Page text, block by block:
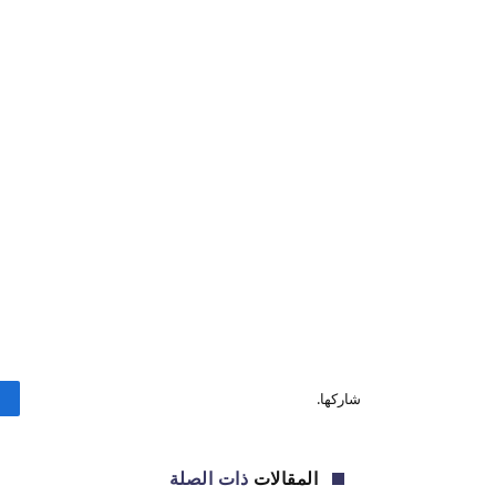
شاركها.
المقالات ذات الصلة